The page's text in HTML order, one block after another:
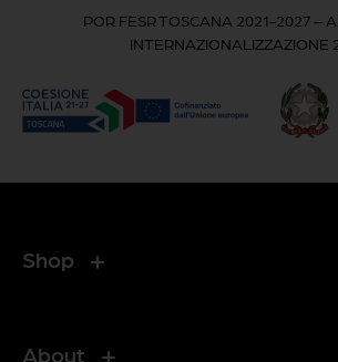
POR FESR TOSCANA 2021-2027 –
INTERNAZIONALIZZAZIONE
Shop
About